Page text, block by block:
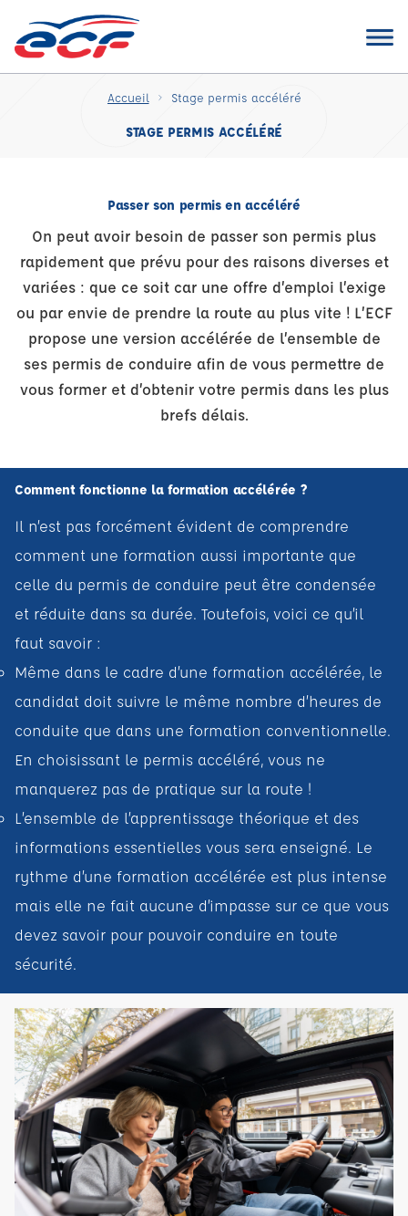
Accueil Stage permis accéléré
STAGE PERMIS ACCÉLÉRÉ
Passer son permis en accéléré
On peut avoir besoin de passer son permis plus
rapidement que prévu pour des raisons diverses et
variées : que ce soit car une offre d’emploi l’exige
ou par envie de prendre la route au plus vite ! L’ECF
propose une version accélérée de l’ensemble de
ses permis de conduire afin de vous permettre de
vous former et d’obtenir votre permis dans les plus
brefs délais.
Comment fonctionne la formation accélérée ?
Il n’est pas forcément évident de comprendre
comment une formation aussi importante que
celle du permis de conduire peut être condensée
et réduite dans sa durée. Toutefois, voici ce qu’il
faut savoir :
Même dans le cadre d’une formation accélérée, le
candidat doit suivre le même nombre d’heures de
conduite que dans une formation conventionnelle.
En choisissant le permis accéléré, vous ne
manquerez pas de pratique sur la route !
L’ensemble de l’apprentissage théorique et des
informations essentielles vous sera enseigné. Le
rythme d’une formation accélérée est plus intense
mais elle ne fait aucune d’impasse sur ce que vous
devez savoir pour pouvoir conduire en toute
sécurité.